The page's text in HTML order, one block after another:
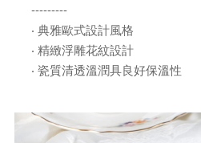
---------
‧ 典雅歐式設計風格
‧ 精緻浮雕花紋設計
‧ 瓷質清透溫潤具良好保溫性